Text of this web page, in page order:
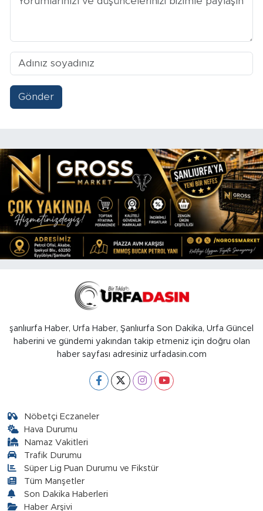
Gönder
şanlıurfa Haber, Urfa Haber, Şanlıurfa Son Dakika, Urfa Güncel
haberini ve gündemi yakından takip etmeniz için doğru olan
haber sayfası adresiniz urfadasin.com
Nöbetçi Eczaneler
Hava Durumu
Namaz Vakitleri
Trafik Durumu
Süper Lig Puan Durumu ve Fikstür
Tüm Manşetler
Son Dakika Haberleri
Haber Arşivi